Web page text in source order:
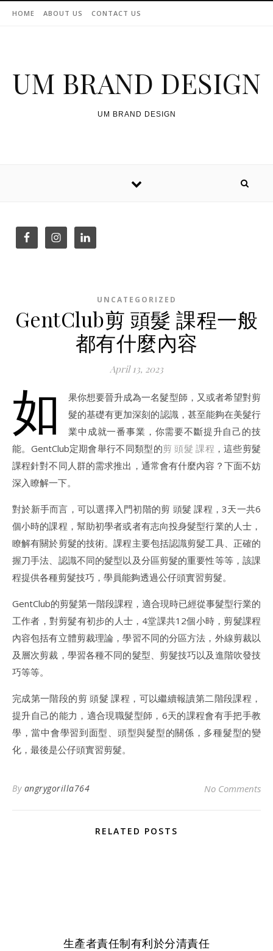
HOME ABOUT US CONTACT US
UM BRAND DESIGN
UM BRAND DESIGN
UNCATEGORIZED
GentClub剪 頭髮 課程一般
都有什麼內容
April 13, 2023
如
果你想要晉升成為一名髮型師，又或者希望對剪
髮的基礎有更加深刻的認識，甚至能夠在美髮行
業中成就一番事業，你需要不斷提升自己的技
能。GentClub定期會舉行不同類型的剪 頭髮 課程 ，這些剪髮
課程針對不同人群的需求推出，通常會有什麼內容？下面不妨
深入瞭解一下。
對於新手而言，可以選擇入門初階的剪 頭髮 課程，3天一共6
個小時的課程，幫助初學者或者有志向投身髮型行業的人士，
瞭解有關於剪髮的技術。課程主要包括認識剪髮工具、正確的
握刀手法、認識不同的髮型以及分區剪髮的重要性等等，該課
程提供各種剪髮技巧，學員能夠透過公仔頭實習剪髮。
GentClub的剪髮第一階段課程，適合現時已經從事髮型行業的
工作者，對剪髮有初步的人士，4堂課共12個小時，剪髮課程
內容包括有立體剪裁理論，學習不同的分區方法，外線剪裁以
及層次剪裁，學習各種不同的髮型、剪髮技巧以及進階吹發技
巧等等。
完成第一階段的剪 頭髮 課程，可以繼續報讀第二階段課程，
提升自己的能力，適合現職髮型師，6天的課程會有手把手教
學，當中會學習到面型、頭型與髮型的關係，多種髮型的變
化，最後是公仔頭實習剪髮。
By angrygorilla764 No Comments
RELATED POSTS
生產者責任制有利於分清責任